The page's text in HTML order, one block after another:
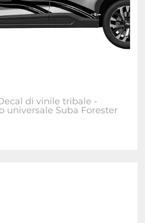
di vinile tribale -
universale Suba Forester